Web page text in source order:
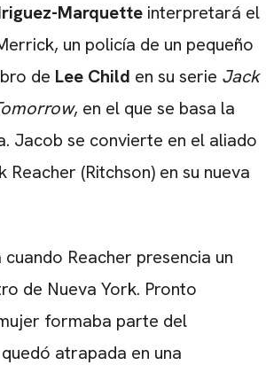
Marquette interpretará el
un policía de un pequeño
de Lee Child en su serie Jack
, en el que se basa la
Jacob se convierte en el aliado
Reacher (Ritchson) en su nueva
Reacher presencia un
de Nueva York. Pronto
formaba parte del
atrapada en una